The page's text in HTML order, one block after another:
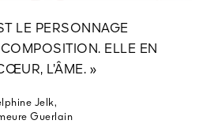
LE PERSONNAGE
ELLE EN
L’ÂME. »
Jelk,
Guerlain